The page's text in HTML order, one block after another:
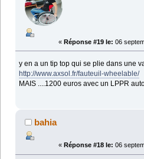
« Réponse #19 le: 06
y en a un tip top qui se plie dans une
http://www.axsol.fr/fauteuil-wheelable/
MAIS ....1200 euros avec un LPPR
bahia
« Réponse #18 le: 06